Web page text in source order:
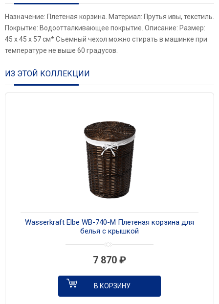
Назначение: Плетеная корзина. Материал: Прутья ивы, текстиль.
Покрытие: Водоотталкивающее покрытие. Описание: Размер:
45 х 45 х 57 см* Съемный чехол можно стирать в машинке при
температуре не выше 60 градусов.
ИЗ ЭТОЙ КОЛЛЕКЦИИ
Wasserkraft Еlbe WB-740-M Плетеная корзина для
белья с крышкой
7 870 ₽
В КОРЗИНУ